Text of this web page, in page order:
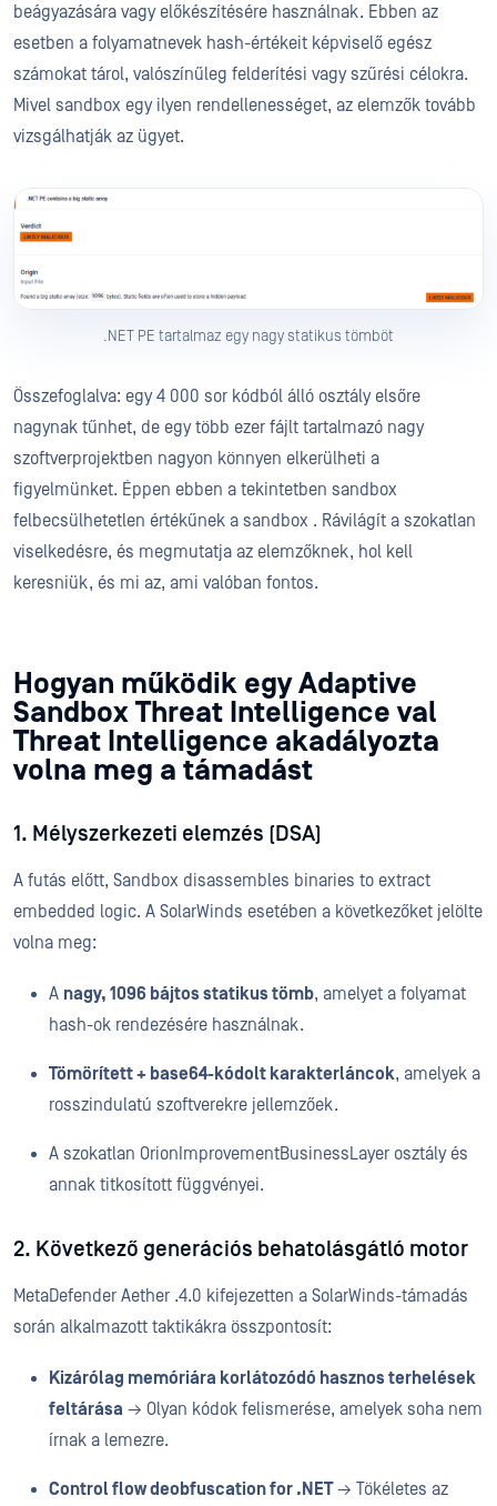
beágyazására vagy előkészítésére használnak. Ebben az
esetben a folyamatnevek hash-értékeit képviselő egész
számokat tárol, valószínűleg felderítési vagy szűrési célokra.
Mivel sandbox egy ilyen rendellenességet, az elemzők tovább
vizsgálhatják az ügyet.
.NET PE tartalmaz egy nagy statikus tömböt
Összefoglalva: egy 4 000 sor kódból álló osztály elsőre
nagynak tűnhet, de egy több ezer fájlt tartalmazó nagy
szoftverprojektben nagyon könnyen elkerülheti a
figyelmünket. Éppen ebben a tekintetben sandbox
felbecsülhetetlen értékűnek a sandbox . Rávilágít a szokatlan
viselkedésre, és megmutatja az elemzőknek, hol kell
keresniük, és mi az, ami valóban fontos.
Hogyan működik egy Adaptive
Sandbox Threat Intelligence val
Threat Intelligence akadályozta
volna meg a támadást
1. Mélyszerkezeti elemzés (DSA)
A futás előtt, Sandbox disassembles binaries to extract
embedded logic. A SolarWinds esetében a következőket jelölte
volna meg:
A nagy, 1096 bájtos statikus tömb, amelyet a folyamat
hash-ok rendezésére használnak.
Tömörített + base64-kódolt karakterláncok, amelyek a
rosszindulatú szoftverekre jellemzőek.
A szokatlan OrionImprovementBusinessLayer osztály és
annak titkosított függvényei.
2. Következő generációs behatolásgátló motor
MetaDefender Aether .4.0 kifejezetten a SolarWinds-támadás
során alkalmazott taktikákra összpontosít:
Kizárólag memóriára korlátozódó hasznos terhelések
feltárása → Olyan kódok felismerése, amelyek soha nem
írnak a lemezre.
Control flow deobfuscation for .NET→ Tökéletes az